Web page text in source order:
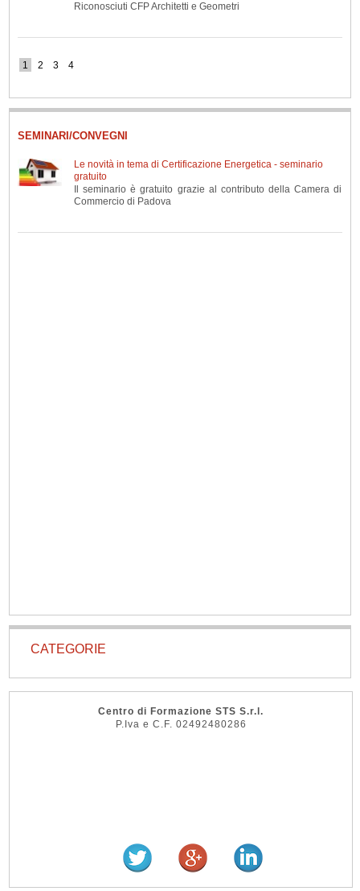
1 2 3 4
Riconosciuti CFP Architetti e Geometri
SEMINARI/CONVEGNI
Le novità in tema di Certificazione Energetica - seminario
gratuito
Il seminario è gratuito grazie al contributo della Camera di
Commercio di Padova
CATEGORIE
Centro di Formazione STS S.r.l.
P.Iva e C.F. 02492480286